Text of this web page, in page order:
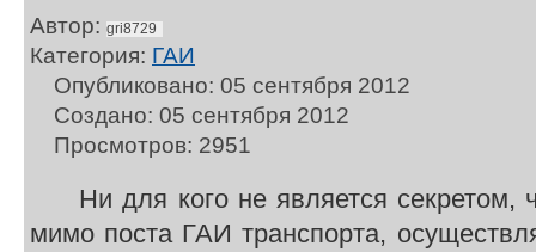
Автор: gri8729
Категория: ГАИ
Опубликовано: 05 сентября 2012
Создано: 05 сентября 2012
Просмотров: 2951
Ни для кого не является секретом,
мимо поста ГАИ транспорта,